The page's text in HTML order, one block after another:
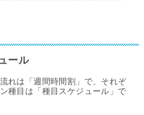
ール
れは「週間時間割」で、それぞ
種目は「種目スケジュール」で